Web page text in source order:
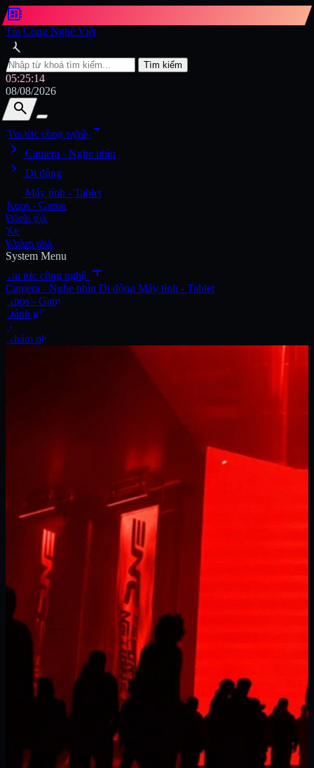
developer_board
Tin Công Nghệ Việt
search
Tìm kiếm
05:25:16
08/08/2026
search
search
Tin tức công nghệarrow_drop_down
chevron_right
Camera - Nghe nhìn
chevron_right Di động
Máy tính - Tablet
Apps - Game
Đánh giá
Xe
Khám phá
System Menu
Tin tức công nghệ add
Camera - Nghe nhìn Di động Máy tính - Tablet
Apps - Game
Đánh giá
Xe
Khám phá